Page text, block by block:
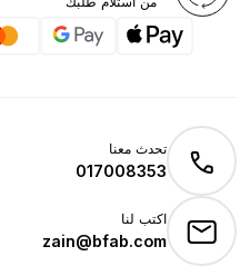
تحدث معنا
017008353
اكتب لنا
zain@bfab.com